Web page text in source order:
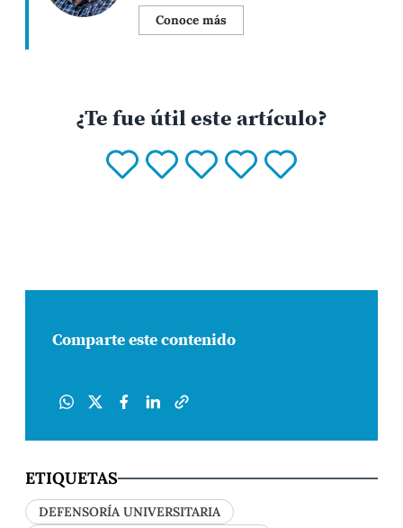
Conoce más
¿Te fue útil este artículo?
Comparte este contenido
ETIQUETAS
DEFENSORÍA UNIVERSITARIA